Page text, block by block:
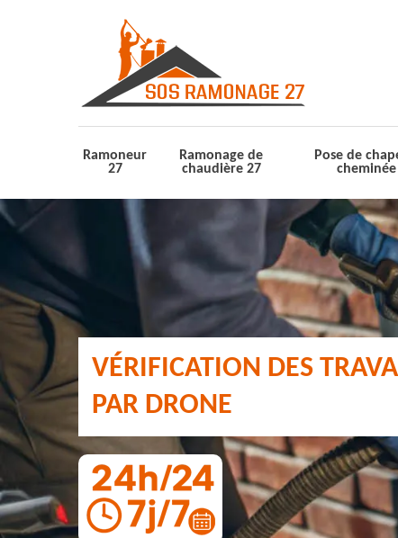
Ramoneur
27
Ramonage de
chaudière 27
Pose de
cheminée
VÉRIFICATION DES
PAR DRONE